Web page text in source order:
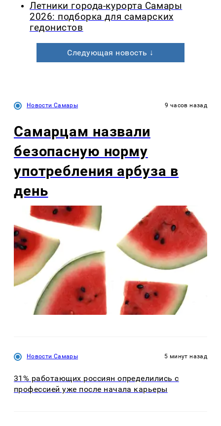
Летники города-курорта Самары
2026: подборка для самарских
гедонистов
Следующая новость ↓
Новости Самары 9 часов назад
Самарцам назвали
безопасную норму
употребления арбуза в
день
Новости Самары 5 минут назад
31% работающих россиян определились с
профессией уже после начала карьеры